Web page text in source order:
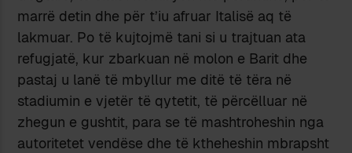
marrë detin dhe për t’iu afruar Italisë aq të
lakmuar. Po të kujtojmë tani si u trajtuan ata
refugjatë, kur zbarkuan në molon e Barit dhe
pastaj u lanë të mbyllur me ditë të tëra në
stadiumin e vjetër të qytetit, të përcëlluar në
zhegun e gushtit, para se të mashtroheshin nga
autoritetet vendëse dhe të ktheheshin mbrapsht